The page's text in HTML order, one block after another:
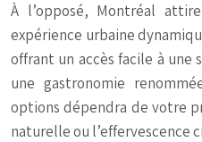
À l’opposé, Montréal
expérience urbaine
offrant un accès facile à
une gastronomie
options dépendra de votre
naturelle ou l’effervescence